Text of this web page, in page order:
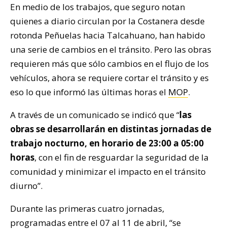
En medio de los trabajos, que seguro notan
quienes a diario circulan por la Costanera desde
rotonda Peñuelas hacia Talcahuano, han habido
una serie de cambios en el tránsito. Pero las obras
requieren más que sólo cambios en el flujo de los
vehículos, ahora se requiere cortar el tránsito y es
eso lo que informó las últimas horas el MOP.
A través de un comunicado se indicó que “las
obras se desarrollarán en distintas jornadas de
trabajo nocturno, en horario de 23:00 a 05:00
horas, con el fin de resguardar la seguridad de la
comunidad y minimizar el impacto en el tránsito
diurno”.
Durante las primeras cuatro jornadas,
programadas entre el 07 al 11 de abril, “se